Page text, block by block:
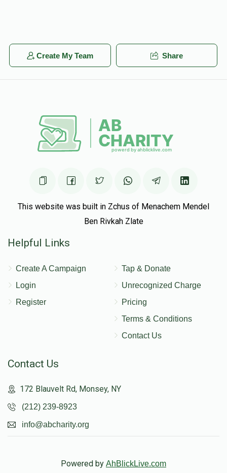
Create My Team Share
This website was built in Zchus of Menachem Mendel
Ben Rivkah Zlate
Helpful Links
Create A Campaign
Login
Register
Tap & Donate
Unrecognized Charge
Pricing
Terms & Conditions
Contact Us
Contact Us
172 Blauvelt Rd, Monsey, NY
(212) 239-8923
info@abcharity.org
Powered by AhBlickLive.com